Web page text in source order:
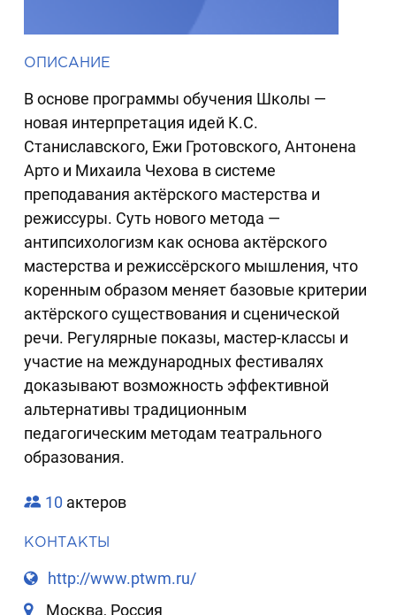
ОПИСАНИЕ
В основе программы обучения Школы —
новая интерпретация идей К.С.
Станиславского, Ежи Гротовского, Антонена
Арто и Михаила Чехова в системе
преподавания актёрского мастерства и
режиссуры. Суть нового метода —
антипсихологизм как основа актёрского
мастерства и режиссёрского мышления, что
коренным образом меняет базовые критерии
актёрского существования и сценической
речи. Регулярные показы, мастер-классы и
участие на международных фестивалях
доказывают возможность эффективной
альтернативы традиционным
педагогическим методам театрального
образования.
10 актеров
КОНТАКТЫ
http://www.ptwm.ru/
Москва, Россия